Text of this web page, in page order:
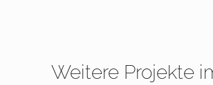
Weitere Projekte